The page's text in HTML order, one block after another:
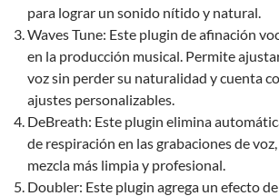
para lograr un sonido nítido y natural.
Waves Tune: Este plugin de afinación
en la producción musical. Permite
voz sin perder su naturalidad y cuenta
ajustes personalizables.
DeBreath: Este plugin elimina
de respiración en las grabaciones de
mezcla más limpia y profesional.
Doubler: Este plugin agrega un efecto